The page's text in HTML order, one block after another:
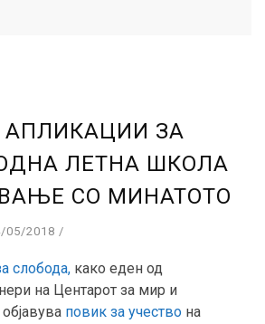
АПЛИКАЦИИ ЗА
ЛЕТНА ШКОЛА
СО МИНАТОТО
05/2018
слобода, како еден од
на Центарот за мир и
повик за учество на